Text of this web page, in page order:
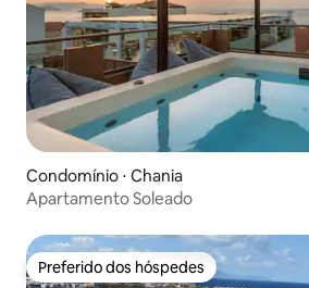
Condomínio ⋅ Chania
Apartamento Soleado
Preferido dos hóspedes
Preferido dos hóspedes